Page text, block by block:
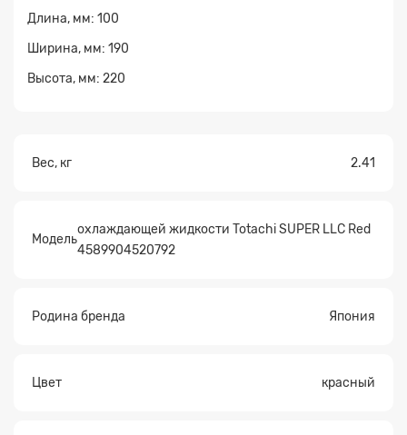
Длина, мм: 100
Ширина, мм: 190
Высота, мм: 220
Вес, кг 2.41
Модель
охлаждающей жидкости Totachi SUPER LLC Red
4589904520792
Родина бренда Япония
Цвет красный